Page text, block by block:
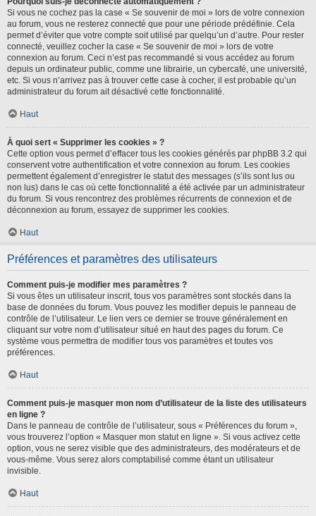
Si vous ne cochez pas la case « Se souvenir de moi » lors de votre connexion
au forum, vous ne resterez connecté que pour une période prédéfinie. Cela
permet d’éviter que votre compte soit utilisé par quelqu’un d’autre. Pour rester
connecté, veuillez cocher la case « Se souvenir de moi » lors de votre
connexion au forum. Ceci n’est pas recommandé si vous accédez au forum
depuis un ordinateur public, comme une librairie, un cybercafé, une université,
etc. Si vous n’arrivez pas à trouver cette case à cocher, il est probable qu’un
administrateur du forum ait désactivé cette fonctionnalité.
Haut
À quoi sert « Supprimer les cookies » ?
Cette option vous permet d’effacer tous les cookies générés par phpBB 3.2 qui
conservent votre authentification et votre connexion au forum. Les cookies
permettent également d’enregistrer le statut des messages (s’ils sont lus ou
non lus) dans le cas où cette fonctionnalité a été activée par un administrateur
du forum. Si vous rencontrez des problèmes récurrents de connexion et de
déconnexion au forum, essayez de supprimer les cookies.
Haut
Préférences et paramètres des utilisateurs
Comment puis-je modifier mes paramètres ?
Si vous êtes un utilisateur inscrit, tous vos paramètres sont stockés dans la
base de données du forum. Vous pouvez les modifier depuis le panneau de
contrôle de l’utilisateur. Le lien vers ce dernier se trouve généralement en
cliquant sur votre nom d’utilisateur situé en haut des pages du forum. Ce
système vous permettra de modifier tous vos paramètres et toutes vos
préférences.
Haut
Comment puis-je masquer mon nom d’utilisateur de la liste des utilisateurs
en ligne ?
Dans le panneau de contrôle de l’utilisateur, sous « Préférences du forum »,
vous trouverez l’option « Masquer mon statut en ligne ». Si vous activez cette
option, vous ne serez visible que des administrateurs, des modérateurs et de
vous-même. Vous serez alors comptabilisé comme étant un utilisateur
invisible.
Haut